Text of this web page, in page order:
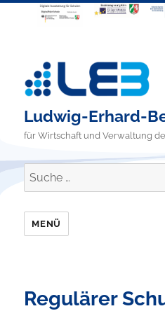
Ludwig-Erhard-
für Wirtschaft und Verwaltung
Suche
nach:
MENÜ
Regulärer